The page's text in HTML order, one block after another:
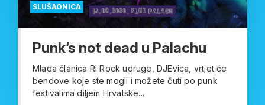
SLUŠAONICA
Punk’s not dead u Palachu
Mlada članica Ri Rock udruge, DJEvica, vrtjet će
bendove koje ste mogli i možete čuti po punk
festivalima diljem Hrvatske...